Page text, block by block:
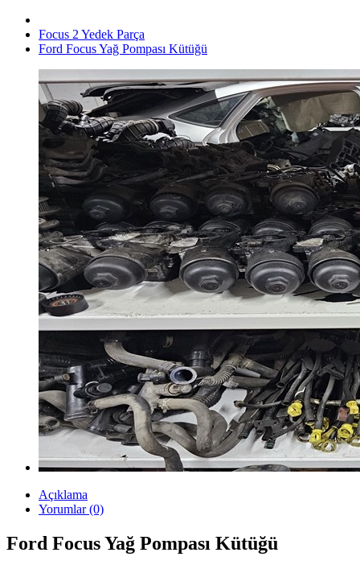
Focus 2 Yedek Parça
Ford Focus Yağ Pompası Kütüğü
Açıklama
Yorumlar (0)
Ford Focus Yağ Pompası Kütüğü